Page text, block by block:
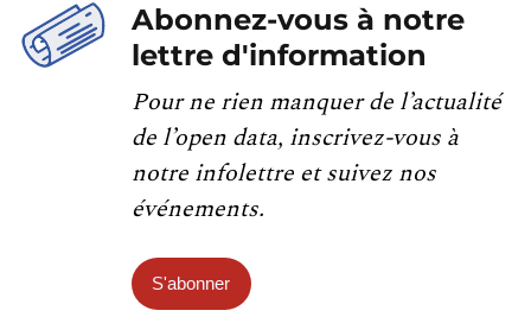
Abonnez-vous à notre
lettre d'information
Pour ne rien manquer de l’actualité
de l’open data, inscrivez-vous à
notre infolettre et suivez nos
événements.
S'abonner